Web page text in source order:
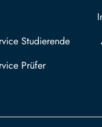
Studierende
Prüfer